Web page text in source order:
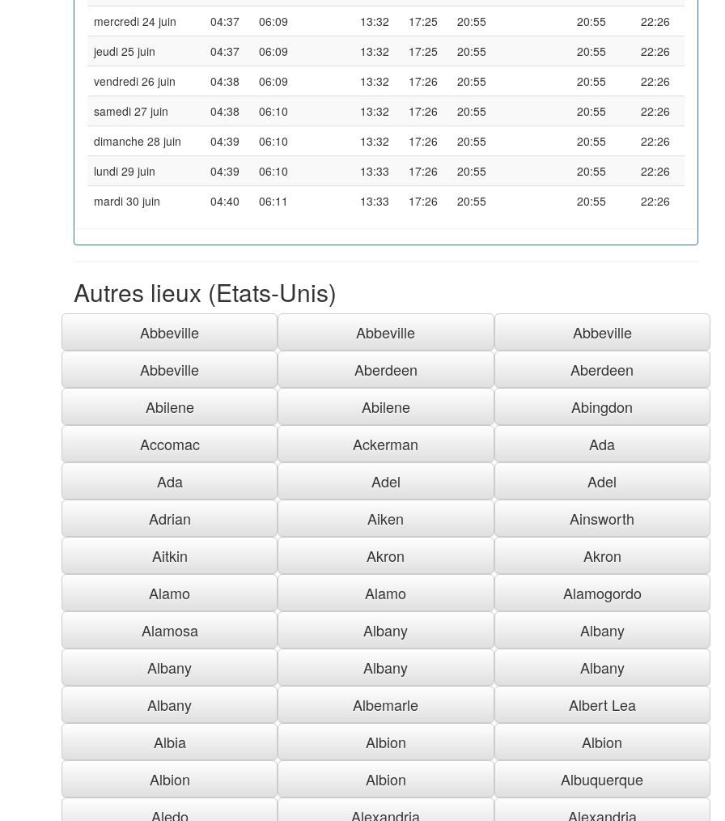
mercredi 24 juin
04:37 06:09 13:32 17:25 20:55 20:55
22:26
jeudi 25 juin
04:37 06:09 13:32 17:25 20:55 20:55
22:26
vendredi 26 juin
04:38 06:09 13:32 17:26 20:55 20:55
22:26
samedi 27 juin
04:38 06:10 13:32 17:26 20:55 20:55
22:26
dimanche 28 juin
04:39 06:10 13:32 17:26 20:55 20:55
22:26
lundi 29 juin
04:39 06:10 13:33 17:26 20:55 20:55
22:26
mardi 30 juin
04:40 06:11 13:33 17:26 20:55 20:55 22:26
Autres lieux (Etats-Unis)
Abbeville Abbeville
Abbeville
Abbeville
Aberdeen
Aberdeen
Abilene
Abilene
Abingdon
Accomac
Ackerman
Ada
Ada
Adel
Adel
Adrian
Aiken
Ainsworth
Aitkin
Akron
Akron
Alamo
Alamo
Alamogordo
Alamosa
Albany
Albany
Albany
Albany
Albany
Albany
Albemarle
Albert Lea
Albia
Albion
Albion
Albion
Albion
Albuquerque
Aledo
Alexandria Alexandria